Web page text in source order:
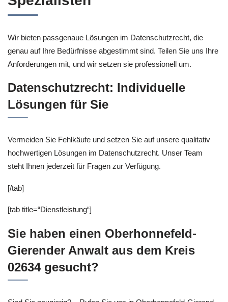
Wir bieten passgenaue Lösungen im Datenschutzrecht, die
genau auf Ihre Bedürfnisse abgestimmt sind. Teilen Sie uns Ihre
Anforderungen mit, und wir setzen sie professionell um.
Datenschutzrecht: Individuelle
Lösungen für Sie
Vermeiden Sie Fehlkäufe und setzen Sie auf unsere qualitativ
hochwertigen Lösungen im Datenschutzrecht. Unser Team
steht Ihnen jederzeit für Fragen zur Verfügung.
[/tab]
[tab title=“Dienstleistung“]
Sie haben einen Oberhonnefeld-
Gierender Anwalt aus dem Kreis
02634 gesucht?